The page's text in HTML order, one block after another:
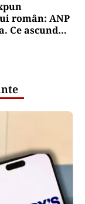
român: ANP
Ce ascund